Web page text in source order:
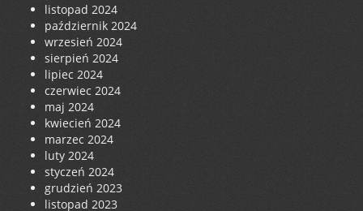
listopad 2024
październik 2024
wrzesień 2024
sierpień 2024
lipiec 2024
czerwiec 2024
maj 2024
kwiecień 2024
marzec 2024
luty 2024
styczeń 2024
grudzień 2023
listopad 2023